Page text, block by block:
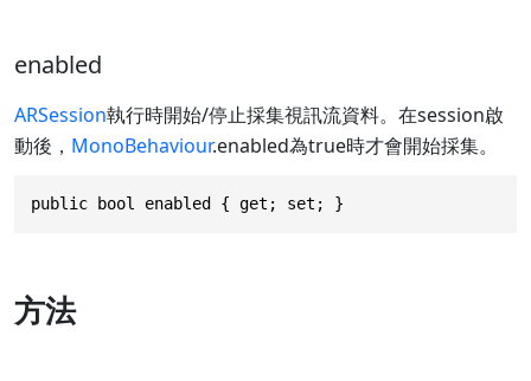
enabled
ARSession執行時開始/停止採集視訊流資料。在session啟
動後， MonoBehaviour.enabled為true時才會開始採集。
public bool enabled { get; set; }
方法